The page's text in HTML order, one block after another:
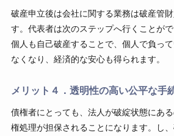
破産申立後は会社に関する業務は破産管
す。代表者は次のステップへ行くことが
個人も自己破産することで、個人で負っ
なくなり、経済的な安心も得られます。
メリット４．透明性の高い公平な手
債権者にとっても、法人が破綻状態にあ
権処理が担保されることになります。し